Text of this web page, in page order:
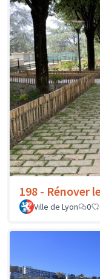
198 - Rénover
Ville de Lyon
0